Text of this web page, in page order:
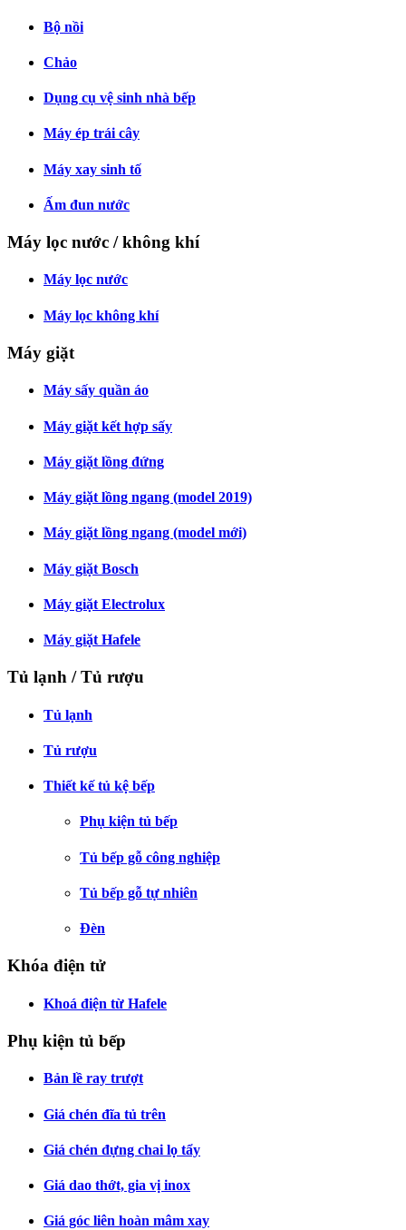
Bộ nồi
Chảo
Dụng cụ vệ sinh nhà bếp
Máy ép trái cây
Máy xay sinh tố
Ấm đun nước
Máy lọc nước / không khí
Máy lọc nước
Máy lọc không khí
Máy giặt
Máy sấy quần áo
Máy giặt kết hợp sấy
Máy giặt lồng đứng
Máy giặt lồng ngang (model 2019)
Máy giặt lồng ngang (model mới)
Máy giặt Bosch
Máy giặt Electrolux
Máy giặt Hafele
Tủ lạnh / Tủ rượu
Tủ lạnh
Tủ rượu
Thiết kế tủ kệ bếp
Phụ kiện tủ bếp
Tủ bếp gỗ công nghiệp
Tủ bếp gỗ tự nhiên
Đèn
Khóa điện tử
Khoá điện từ Hafele
Phụ kiện tủ bếp
Bản lề ray trượt
Giá chén đĩa tủ trên
Giá chén đựng chai lọ tẩy
Giá dao thớt, gia vị inox
Giá góc liên hoàn mâm xay